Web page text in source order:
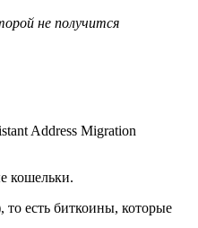
не получится
Address Migration
кошельки.
есть биткоины, которые